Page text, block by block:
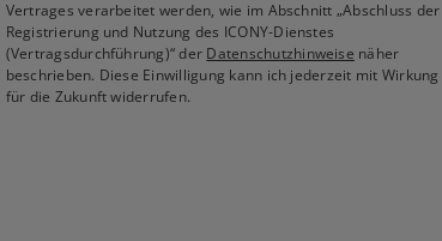
Vertrages verarbeitet werden, wie im Abschnitt „Abschluss der
Registrierung und Nutzung des ICONY-Dienstes
(Vertragsdurchführung)“ der Datenschutzhinweise näher
beschrieben. Diese Einwilligung kann ich jederzeit mit Wirkung
für die Zukunft widerrufen.